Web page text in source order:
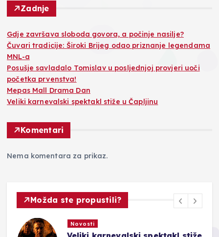
Zadnje
Gdje završava sloboda govora, a počinje nasilje?
Čuvari tradicije: Široki Brijeg odao priznanje legendama
MNL-a
Posušje savladalo Tomislav u posljednjoj provjeri uoči
početka prvenstva!
Mepas Mall Drama Dan
Veliki karnevalski spektakl stiže u Čapljinu
Komentari
Nema komentara za prikaz.
Možda ste propustili?
Novosti